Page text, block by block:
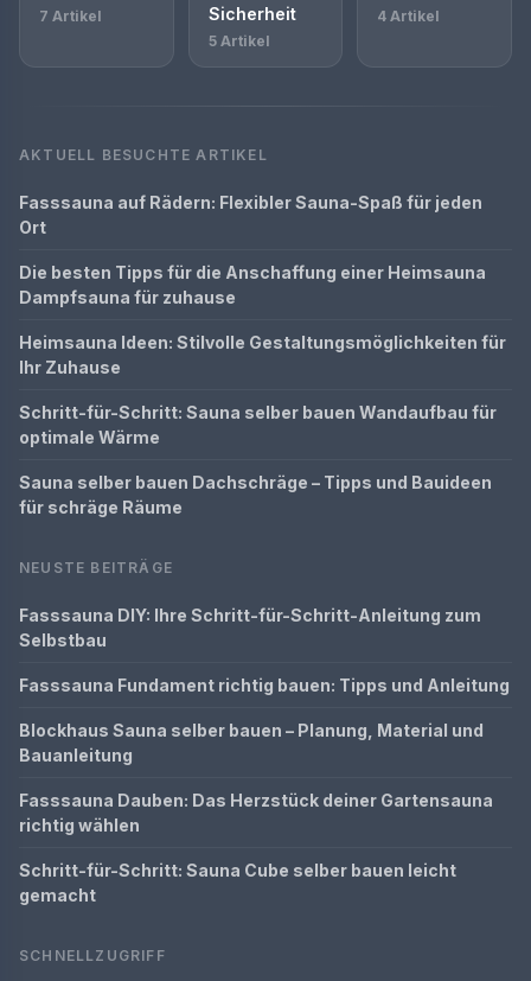
7 Artikel
Sicherheit
5 Artikel
4 Artikel
AKTUELL BESUCHTE ARTIKEL
Fasssauna auf Rädern: Flexibler Sauna-Spaß für jeden
Ort
Die besten Tipps für die Anschaffung einer Heimsauna
Dampfsauna für zuhause
Heimsauna Ideen: Stilvolle Gestaltungsmöglichkeiten für
Ihr Zuhause
Schritt-für-Schritt: Sauna selber bauen Wandaufbau für
optimale Wärme
Sauna selber bauen Dachschräge – Tipps und Bauideen
für schräge Räume
NEUSTE BEITRÄGE
Fasssauna DIY: Ihre Schritt-für-Schritt-Anleitung zum
Selbstbau
Fasssauna Fundament richtig bauen: Tipps und Anleitung
Blockhaus Sauna selber bauen – Planung, Material und
Bauanleitung
Fasssauna Dauben: Das Herzstück deiner Gartensauna
richtig wählen
Schritt-für-Schritt: Sauna Cube selber bauen leicht
gemacht
SCHNELLZUGRIFF